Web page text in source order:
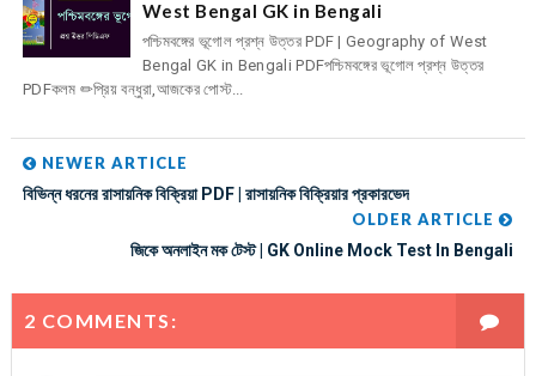
West Bengal GK in Bengali
পশ্চিমবঙ্গের ভূগোল প্রশ্ন উত্তর PDF | Geography of West
Bengal GK in Bengali PDFপশ্চিমবঙ্গের ভূগোল প্রশ্ন উত্তর
PDFকলম ✏প্রিয় বন্ধুরা,আজকের পোস্ট...
NEWER ARTICLE
বিভিন্ন ধরনের রাসায়নিক বিক্রিয়া PDF | রাসায়নিক বিক্রিয়ার প্রকারভেদ
OLDER ARTICLE
জিকে অনলাইন মক টেস্ট | GK Online Mock Test In Bengali
2 COMMENTS: